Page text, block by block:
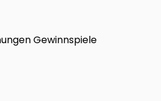
Gewinnspiele